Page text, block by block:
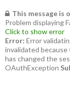
This message is
Problem displaying
Click to show error
Error: Error
invalidated
has changed the
OAuthException